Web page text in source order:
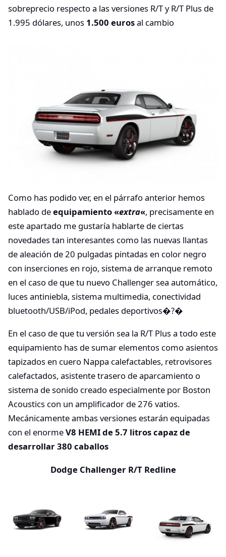
sobreprecio respecto a las versiones R/T y R/T Plus de
1.995 dólares, unos 1.500 eurosal cambio
Como has podido ver, en el párrafo anterior hemos
hablado deequipamiento «extra«, precisamente en
este apartado me gustaría hablarte de ciertas
novedades tan interesantes como las nuevas llantas
de aleación de 20 pulgadas pintadas en color negro
con inserciones en rojo, sistema de arranque remoto
en el caso de que tu nuevo Challenger sea automático,
luces antiniebla, sistema multimedia, conectividad
bluetooth/USB/iPod, pedales deportivos�?�
En el caso de que tu versión sea la R/T Plus a todo este
equipamiento has de sumar elementos como asientos
tapizados en cuero Nappa calefactables, retrovisores
calefactados, asistente trasero de aparcamiento o
sistema de sonido creado especialmente por Boston
Acoustics con un amplificador de 276 vatios.
Mecánicamente ambas versiones estarán equipadas
con el enormeV8 HEMI de 5.7 litros capaz de
desarrollar 380 caballos
Dodge Challenger R/T Redline